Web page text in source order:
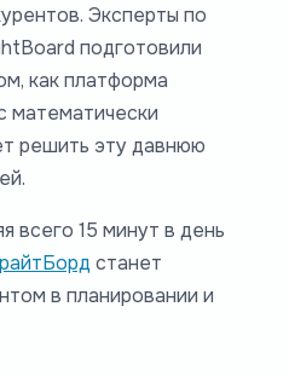
Эксперты по
подготовили
как платформа
математически
решить эту давнюю
всего 15 минут в день
станет
в планировании и